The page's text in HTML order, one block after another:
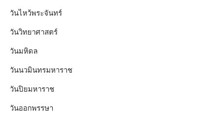
วันไหว้พระจันทร์​
วันวิทยาศาสตร์
วันมหิดล
วันนวมินทรมหาราช
วันปิยมหาราช
วันออกพรรษา